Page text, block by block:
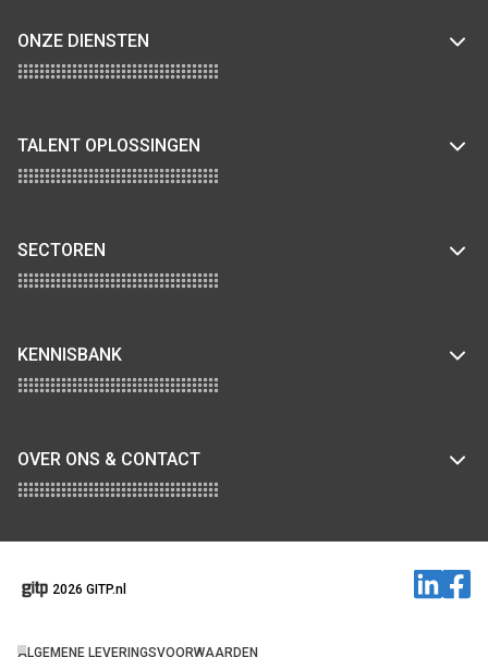
ONZE DIENSTEN
TALENT OPLOSSINGEN
SECTOREN
KENNISBANK
OVER ONS & CONTACT
2026 GITP.nl
ALGEMENE LEVERINGSVOORWAARDEN